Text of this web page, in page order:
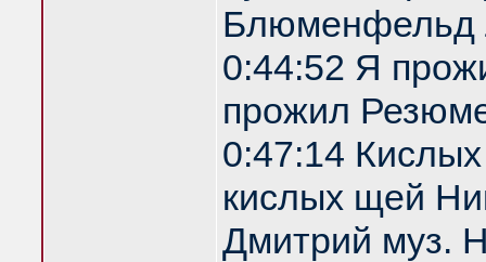
Блюменфельд
0:44:52 Я
прожил
0:47:14
кислых щей
Дмитрий муз.